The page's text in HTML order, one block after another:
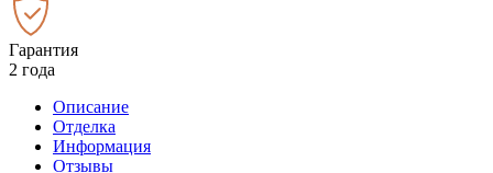
Гарантия
2 года
Описание
Отделка
Информация
Отзывы